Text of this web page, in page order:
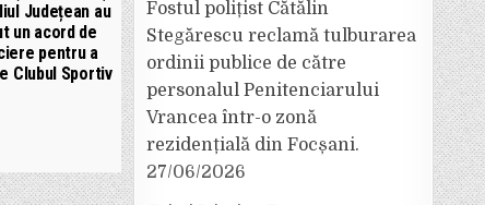
Județean au
un acord de
pentru a
Clubul Sportiv
Fostul polițist Cătălin
Stegărescu reclamă tulburarea
ordinii publice de către
personalul Penitenciarului
Vrancea într-o zonă
rezidențială din Focșani.
27/06/2026